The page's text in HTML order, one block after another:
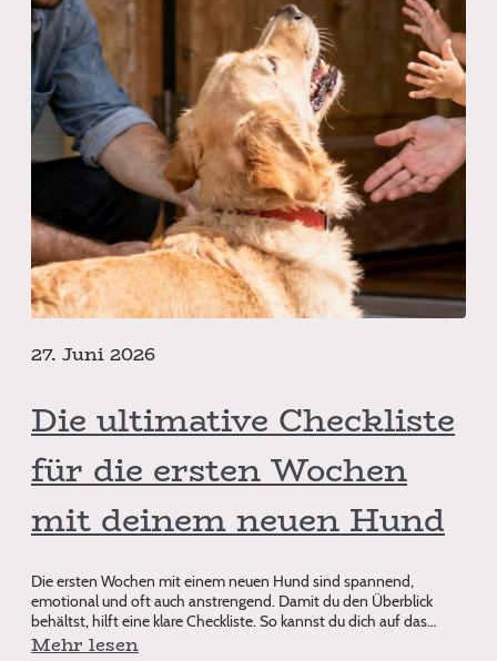
27. Juni 2026
Die ultimative Checkliste
für die ersten Wochen
mit deinem neuen Hund
Die ersten Wochen mit einem neuen Hund sind spannend,
emotional und oft auch anstrengend. Damit du den Überblick
behältst, hilft eine klare Checkliste. So kannst du dich auf das
Wesentliche konzentrie
Mehr lesen